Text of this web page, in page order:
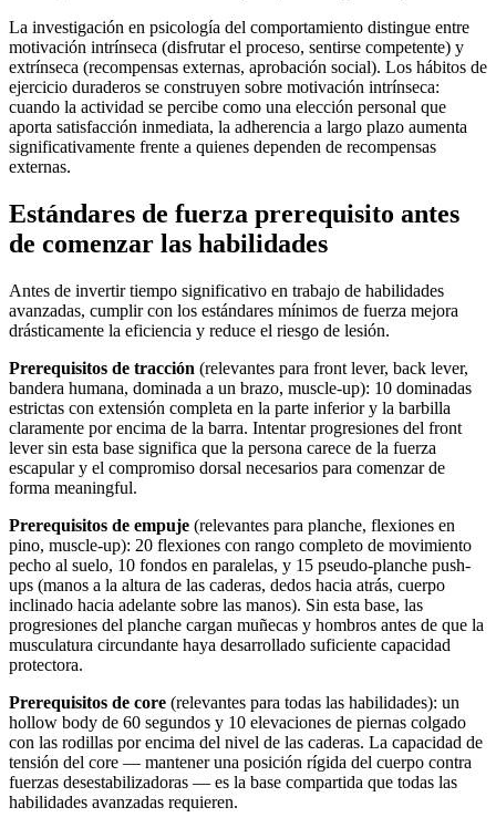
La investigación en psicología del comportamiento distingue entre
motivación intrínseca (disfrutar el proceso, sentirse competente) y
extrínseca (recompensas externas, aprobación social). Los hábitos de
ejercicio duraderos se construyen sobre motivación intrínseca:
cuando la actividad se percibe como una elección personal que
aporta satisfacción inmediata, la adherencia a largo plazo aumenta
significativamente frente a quienes dependen de recompensas
externas.
Estándares de fuerza prerequisito antes
de comenzar las habilidades
Antes de invertir tiempo significativo en trabajo de habilidades
avanzadas, cumplir con los estándares mínimos de fuerza mejora
drásticamente la eficiencia y reduce el riesgo de lesión.
Prerequisitos de tracción (relevantes para front lever, back lever,
bandera humana, dominada a un brazo, muscle-up): 10 dominadas
estrictas con extensión completa en la parte inferior y la barbilla
claramente por encima de la barra. Intentar progresiones del front
lever sin esta base significa que la persona carece de la fuerza
escapular y el compromiso dorsal necesarios para comenzar de
forma meaningful.
Prerequisitos de empuje (relevantes para planche, flexiones en
pino, muscle-up): 20 flexiones con rango completo de movimiento
pecho al suelo, 10 fondos en paralelas, y 15 pseudo-planche push-
ups (manos a la altura de las caderas, dedos hacia atrás, cuerpo
inclinado hacia adelante sobre las manos). Sin esta base, las
progresiones del planche cargan muñecas y hombros antes de que la
musculatura circundante haya desarrollado suficiente capacidad
protectora.
Prerequisitos de core (relevantes para todas las habilidades): un
hollow body de 60 segundos y 10 elevaciones de piernas colgado
con las rodillas por encima del nivel de las caderas. La capacidad de
tensión del core — mantener una posición rígida del cuerpo contra
fuerzas desestabilizadoras — es la base compartida que todas las
habilidades avanzadas requieren.